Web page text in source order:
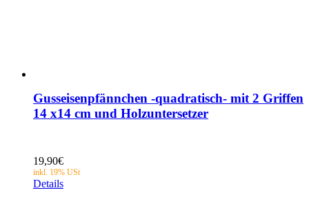
Gusseisenpfännchen -quadratisch- mit 2 Griffen
14 x14 cm und Holzuntersetzer
19,90€
Details